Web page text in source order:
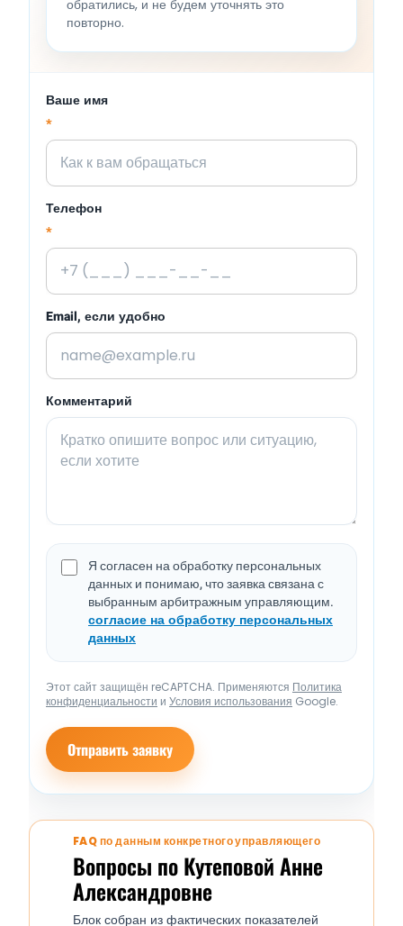
обратились, и не будем уточнять это
повторно.
Ваше имя
*
Телефон
*
Email, если удобно
Комментарий
Я согласен на обработку персональных
данных и понимаю, что заявка связана с
выбранным арбитражным управляющим.
согласие на обработку персональных
данных
Этот сайт защищён reCAPTCHA. Применяются Политика
конфиденциальности и Условия использования Google.
Отправить заявку
FAQ по данным конкретного управляющего
Вопросы по Кутеповой Анне
Александровне
Блок собран из фактических показателей